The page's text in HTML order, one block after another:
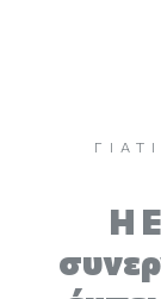
H